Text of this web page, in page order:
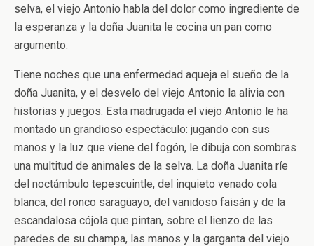
selva, el viejo Antonio habla del dolor como ingrediente de
la esperanza y la doña Juanita le cocina un pan como
argumento.
Tiene noches que una enfermedad aqueja el sueño de la
doña Juanita, y el desvelo del viejo Antonio la alivia con
historias y juegos. Esta madrugada el viejo Antonio le ha
montado un grandioso espectáculo: jugando con sus
manos y la luz que viene del fogón, le dibuja con sombras
una multitud de animales de la selva. La doña Juanita ríe
del noctámbulo tepescuintle, del inquieto venado cola
blanca, del ronco saragüayo, del vanidoso faisán y de la
escandalosa cójola que pintan, sobre el lienzo de las
paredes de su champa, las manos y la garganta del viejo